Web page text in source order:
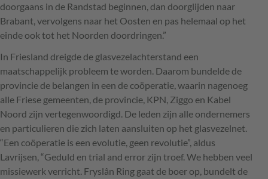
doorgaans in de Randstad beginnen, dan doorglijden naar
Brabant, vervolgens naar het Oosten en pas helemaal op het
einde ook tot het Noorden doordringen.”
In Friesland dreigde de glasvezelachterstand een
maatschappelijk probleem te worden. Daarom bundelde de
provincie de belangen in een de coöperatie, waarin nagenoeg
alle Friese gemeenten, de provincie, KPN, Ziggo en Kabel
Noord zijn vertegenwoordigd. De leden zijn alle ondernemers
en particulieren die zich laten aansluiten op het glasvezelnet.
“Een coöperatie is een evolutie, geen revolutie”, aldus
Lavrijsen, “Geduld en trial and error zijn troef. We hebben veel
missiewerk verricht. Fryslân Ring gaat de boer op, bundelt de